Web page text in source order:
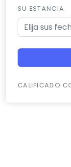
SU ESTANCIA
CALIFICADO